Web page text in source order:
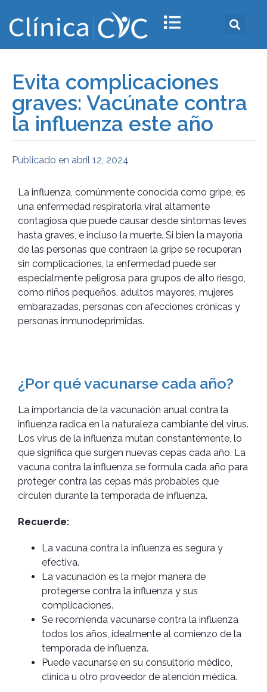
Evita complicaciones
graves: Vacúnate contra
la influenza este año
Publicado en abril 12, 2024
La influenza, comúnmente conocida como gripe, es
una enfermedad respiratoria viral altamente
contagiosa que puede causar desde síntomas leves
hasta graves, e incluso la muerte. Si bien la mayoría
de las personas que contraen la gripe se recuperan
sin complicaciones, la enfermedad puede ser
especialmente peligrosa para grupos de alto riesgo,
como niños pequeños, adultos mayores, mujeres
embarazadas, personas con afecciones crónicas y
personas inmunodeprimidas.
¿Por qué vacunarse cada año?
La importancia de la vacunación anual contra la
influenza radica en la naturaleza cambiante del virus.
Los virus de la influenza mutan constantemente, lo
que significa que surgen nuevas cepas cada año. La
vacuna contra la influenza se formula cada año para
proteger contra las cepas más probables que
circulen durante la temporada de influenza.
Recuerde:
La vacuna contra la influenza es segura y
efectiva.
La vacunación es la mejor manera de
protegerse contra la influenza y sus
complicaciones.
Se recomienda vacunarse contra la influenza
todos los años, idealmente al comienzo de la
temporada de influenza.
Puede vacunarse en su consultorio médico,
clínica u otro proveedor de atención médica.